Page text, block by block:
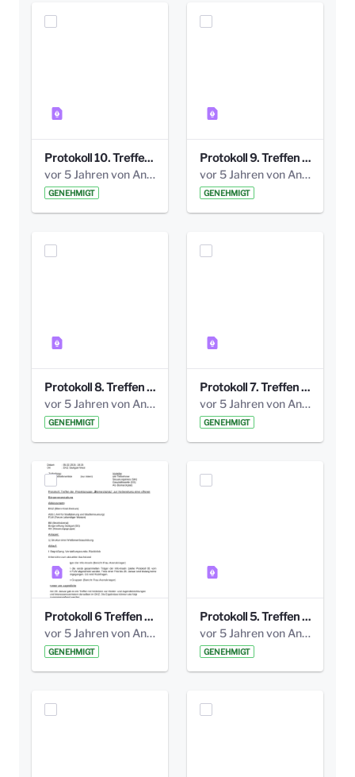
Protokoll 10. Treffen 20150720 AG Bismarckplatz.pdf
vor 5 Jahren von Anni Schlumberger
GENEHMIGT
Protokoll 9. Treffen 20150528 AG Bismarckplatz.pdf
vor 5 Jahren von Anni Schlumberger
GENEHMIGT
Protokoll 8. Treffen 20150330 AG Bismarckplatz.pdf
vor 5 Jahren von Anni Schlumberger
GENEHMIGT
Protokoll 7. Treffen 20150308 AG Bismarckplatz.pdf
vor 5 Jahren von Anni Schlumberger
GENEHMIGT
Protokoll 6 Treffen 20150205 AG Bismarckplatz.pdf
vor 5 Jahren von Anni Schlumberger
GENEHMIGT
Protokoll 5. Treffen 20141208 AG Bismarkplatz.pdf
vor 5 Jahren von Anni Schlumberger
GENEHMIGT